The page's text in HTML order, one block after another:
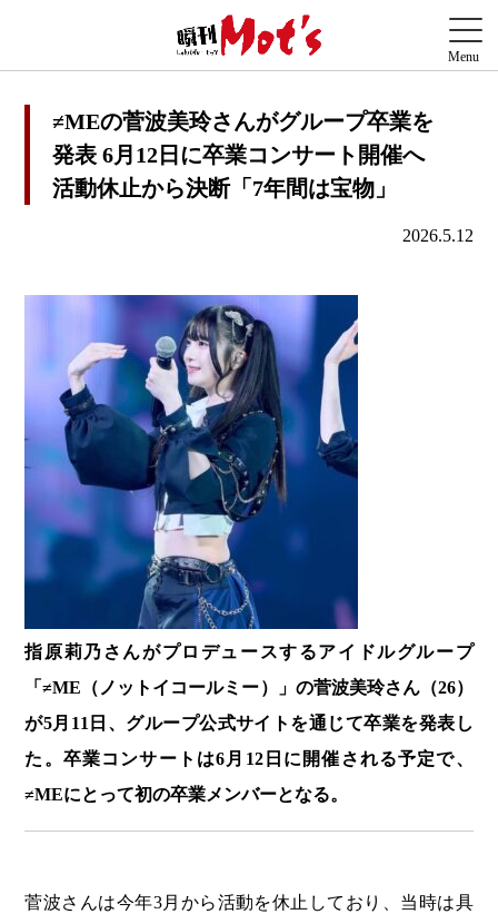
≠MEの菅波美玲さんがグループ卒業を
発表 6月12日に卒業コンサート開催へ
活動休止から決断「7年間は宝物」
2026.5.12
指原莉乃さんがプロデュースするアイドルグループ
「≠ME（ノットイコールミー）」の菅波美玲さん（26）
が5月11日、グループ公式サイトを通じて卒業を発表し
た。卒業コンサートは6月12日に開催される予定で、
≠MEにとって初の卒業メンバーとなる。
菅波さんは今年3月から活動を休止しており、当時は具